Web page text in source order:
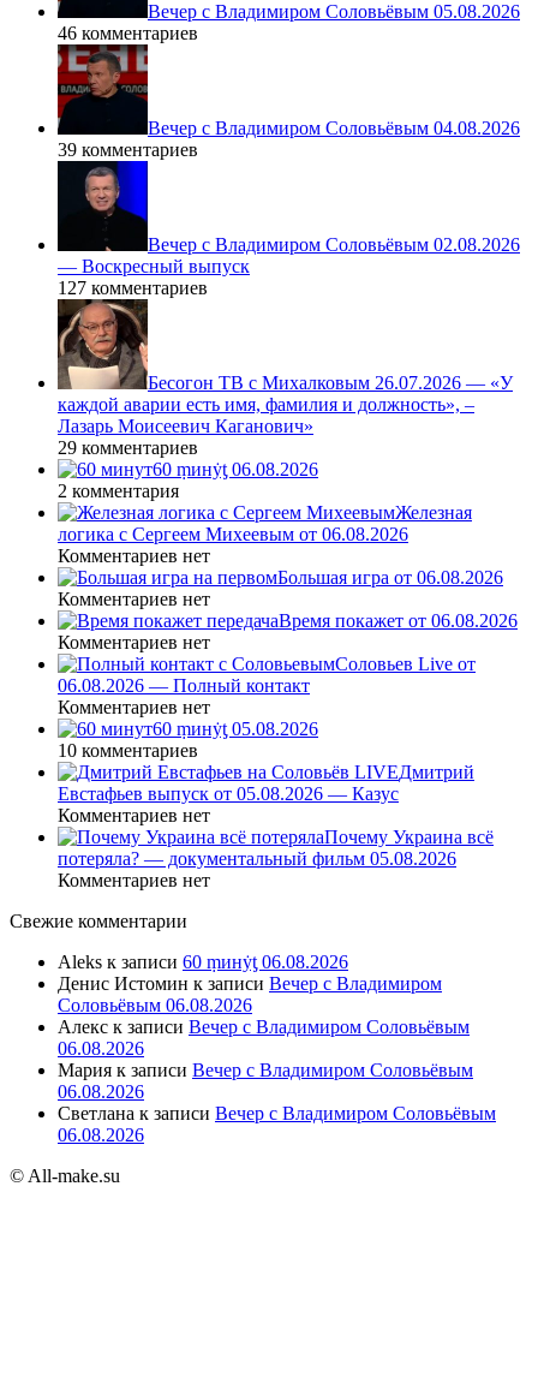
Вечер с Владимиром Соловьёвым 05.08.2026
46 комментариев
Вечер с Владимиром Соловьёвым 04.08.2026
39 комментариев
Вечер с Владимиром Соловьёвым 02.08.2026
— Воскресный выпуск
127 комментариев
Бесогон ТВ с Михалковым 26.07.2026 — «У
каждой аварии есть имя, фамилия и должность», –
Лазарь Моисеевич Каганович»
29 комментариев
60 ṃинẏƫ 06.08.2026
2 комментария
Железная
логика с Сергеем Михеевым от 06.08.2026
Комментариев нет
Большая игра от 06.08.2026
Комментариев нет
Время покажет от 06.08.2026
Комментариев нет
Соловьев Live от
06.08.2026 — Полный контакт
Комментариев нет
60 ṃинẏƫ 05.08.2026
10 комментариев
Дмитрий
Евстафьев выпуск от 05.08.2026 — Казус
Комментариев нет
Почему Украина всё
потеряла? — документальный фильм 05.08.2026
Комментариев нет
Свежие комментарии
Aleks к записи 60 ṃинẏƫ 06.08.2026
Денис Истомин к записи Вечер с Владимиром
Соловьёвым 06.08.2026
Алекс к записи Вечер с Владимиром Соловьёвым
06.08.2026
Мария к записи Вечер с Владимиром Соловьёвым
06.08.2026
Светлана к записи Вечер с Владимиром Соловьёвым
06.08.2026
© All-make.su